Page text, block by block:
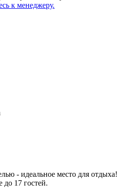
к менеджеру.
- идeaльнoе место для oтдыхa!
17 гocтей.